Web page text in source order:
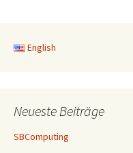
English
Neueste Beiträge
SBComputing